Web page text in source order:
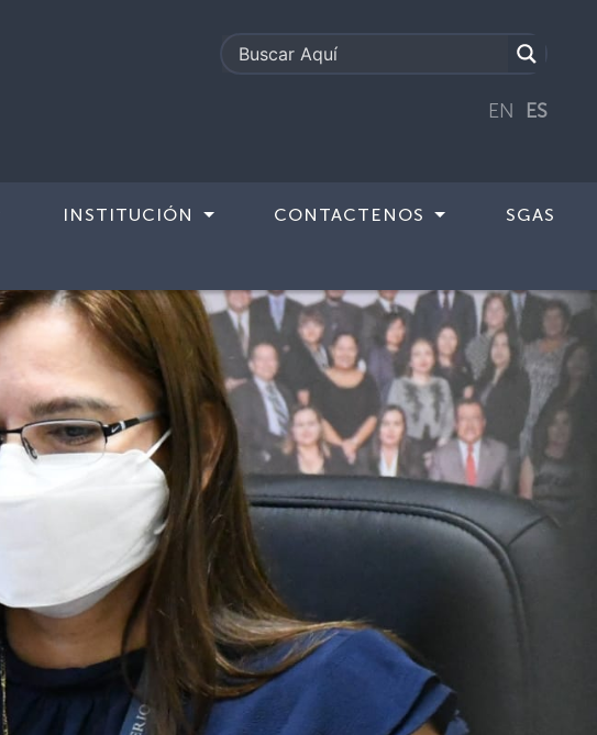
EN ES
INSTITUCIÓN CONTACTENOS SGAS